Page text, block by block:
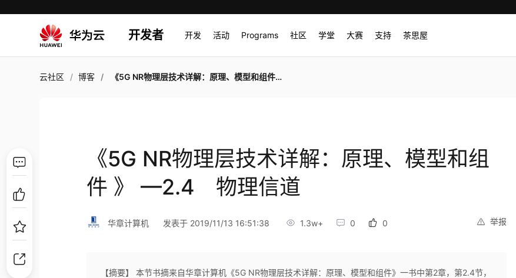
开发者 开发 活动 Programs 社区 学堂 大赛 支持 茶思屋
云社区 博客 《5G NR物理层技术详解：原理、模型和组件 》 —2.4 物理信道
《5G NR物理层技术详解：原理、模型和组
件 》 —2.4 物理信道
举报
华章计算机 发表于 2019/11/13 16:51:38 1.3w+ 0 0
【摘要】 本节书摘来自华章计算机《5G NR物理层技术详解：原理、模型和组件》一书中第2章，第2.4节，